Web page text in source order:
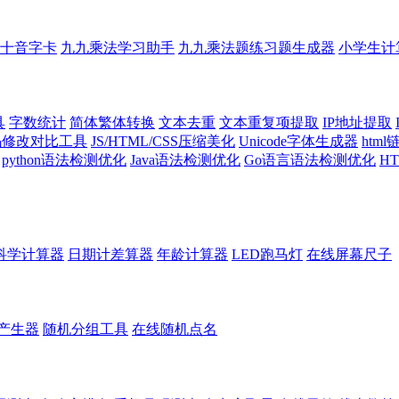
音字卡 九九乘法学习助手 九九乘法题练习题生成器 小学生计
字数统计 简体繁体转换 文本去重 文本重复项提取 IP地址提取
改对比工具 JS/HTML/CSS压缩美化 Unicode字体生成器 html
python语法检测优化 Java语法检测优化 Go语言语法检测优化
学计算器 日期计差算器 年龄计算器 LED跑马灯 在线屏幕尺子
生器 随机分组工具 在线随机点名